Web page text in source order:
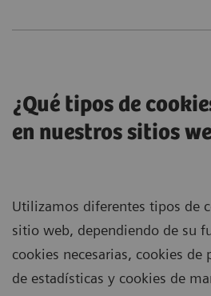
¿Qué tipos de
en nuestros sitios
Utilizamos diferentes tipos de
sitio web, dependiendo de su
cookies necesarias, cookies de
de estadísticas y cookies de